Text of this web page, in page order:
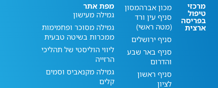
מרכזי
טיפול
בפריסה
ארצית
מכון אברהמסון
סניף עין ורד
(מטה ראשי)
סניף ירושלים
סניף באר שבע
והדרום
סניף ראשון
לציון
מפת אתר
גמילה מעישון
גמילה מסוכר ופחמימות
ממכרות בשיטה טבעית
ליווי הוליסטי של תהליכי
הרזייה
גמילה מקנאביס וסמים
קלים